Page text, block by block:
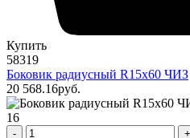
Купить
58319
Боковик радиусный R15х60 ЧИЗ
20 568.16pуб.
16